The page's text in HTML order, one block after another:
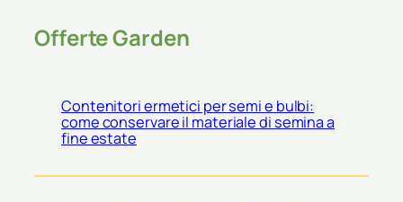
Offerte Garden
Contenitori ermetici per semi e bulbi:
come conservare il materiale di semina a
fine estate